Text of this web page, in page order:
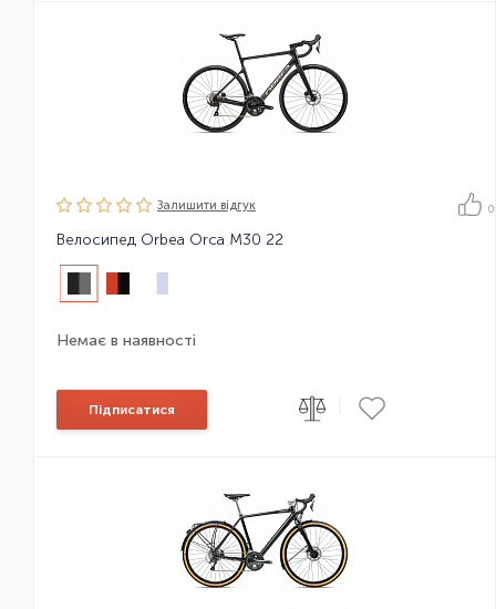
Залишити вiдгук 0
Велосипед Orbea Orca M30 22
Немає в наявності
Підписатися